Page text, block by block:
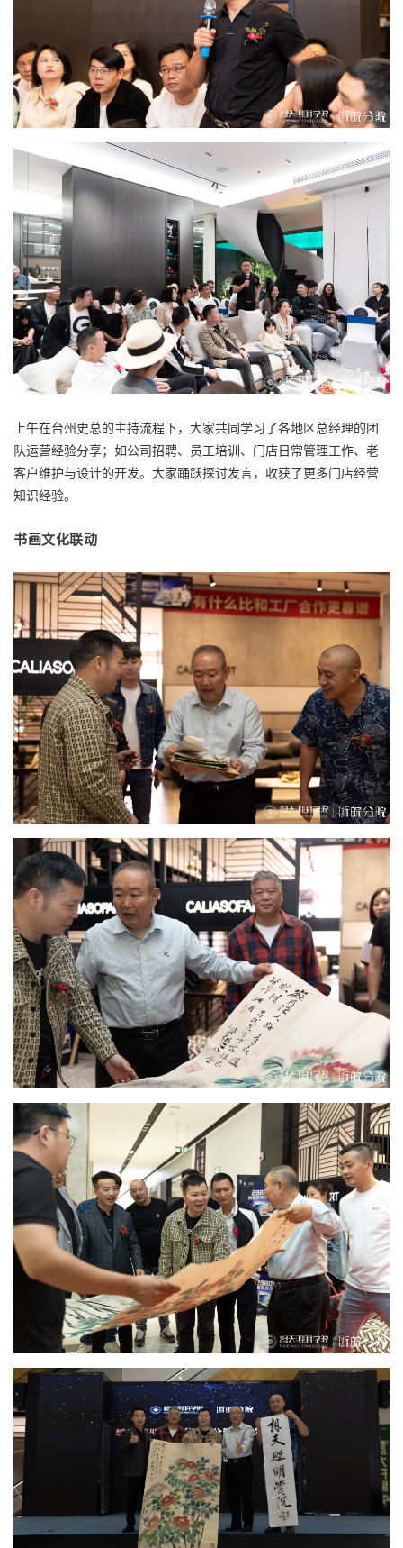
上午在台州史总的主持流程下，大家共同学习了各地区总经理的团
队运营经验分享；如公司招聘、员工培训、门店日常管理工作、老
客户维护与设计的开发。大家踊跃探讨发言，收获了更多门店经营
知识经验。
书画文化联动